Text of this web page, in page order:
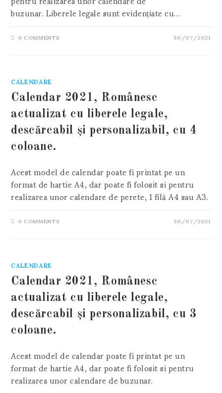
buzunar. Liberele legale sunt evidențiate cu…
0 COMMENTS 30/07/2021
CALENDARE
Calendar 2021, Românesc
actualizat cu liberele legale,
descărcabil și personalizabil, cu 4
coloane.
Acest model de calendar poate fi printat pe un
format de hartie A4, dar poate fi folosit si pentru
realizarea unor calendare de perete, 1 filă A4 sau A3.
0 COMMENTS 30/07/2021
CALENDARE
Calendar 2021, Românesc
actualizat cu liberele legale,
descărcabil și personalizabil, cu 3
coloane.
Acest model de calendar poate fi printat pe un
format de hartie A4, dar poate fi folosit si pentru
realizarea unor calendare de buzunar.